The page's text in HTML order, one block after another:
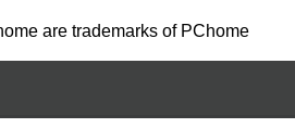
are trademarks of PChome